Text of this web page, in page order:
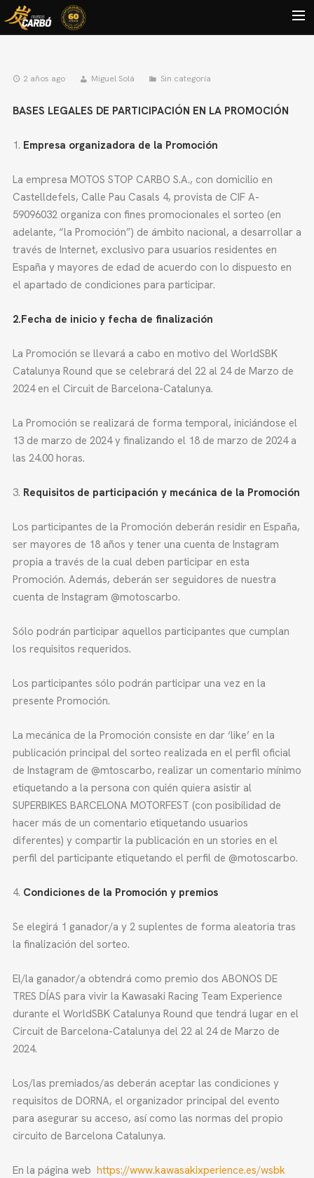
MOTOS USADAS
QUIÉNES SOMOS?
BLOG
Search
2 años ago Miguel Solá Sin categoría
BASES LEGALES DE PARTICIPACIÓN EN LA PROMOCIÓN
Empresa organizadora de la Promoción
La empresa MOTOS STOP CARBO S.A., con domicilio en
Castelldefels, Calle Pau Casals 4, provista de CIF A-
59096032 organiza con fines promocionales el sorteo (en
adelante, “la Promoción”) de ámbito nacional, a desarrollar a
través de Internet, exclusivo para usuarios residentes en
España y mayores de edad de acuerdo con lo dispuesto en
el apartado de condiciones para participar.
2.Fecha de inicio y fecha de finalización
La Promoción se llevará a cabo en motivo del WorldSBK
Catalunya Round que se celebrará del 22 al 24 de Marzo de
2024 en el Circuit de Barcelona-Catalunya.
La Promoción se realizará de forma temporal, iniciándose el
13 de marzo de 2024 y finalizando el 18 de marzo de 2024 a
las 24.00 horas.
Requisitos de participación y mecánica de la Promoción
Los participantes de la Promoción deberán residir en España,
ser mayores de 18 años y tener una cuenta de Instagram
propia a través de la cual deben participar en esta
Promoción. Además, deberán ser seguidores de nuestra
cuenta de Instagram @motoscarbo.
Sólo podrán participar aquellos participantes que cumplan
los requisitos requeridos.
Los participantes sólo podrán participar una vez en la
presente Promoción.
La mecánica de la Promoción consiste en dar ‘like’ en la
publicación principal del sorteo realizada en el perfil oficial
de Instagram de @mtoscarbo, realizar un comentario mínimo
etiquetando a la persona con quién quiera asistir al
SUPERBIKES BARCELONA MOTORFEST (con posibilidad de
hacer más de un comentario etiquetando usuarios
diferentes) y compartir la publicación en un stories en el
perfil del participante etiquetando el perfil de @motoscarbo.
Condiciones de la Promoción y premios
Se elegirá 1 ganador/a y 2 suplentes de forma aleatoria tras
la finalización del sorteo.
El/la ganador/a obtendrá como premio dos ABONOS DE
TRES DÍAS para vivir la Kawasaki Racing Team Experience
durante el WorldSBK Catalunya Round que tendrá lugar en el
Circuit de Barcelona-Catalunya del 22 al 24 de Marzo de
2024.
Los/las premiados/as deberán aceptar las condiciones y
requisitos de DORNA, el organizador principal del evento
para asegurar su acceso, así como las normas del propio
circuito de Barcelona Catalunya.
En la página web https://www.kawasakixperience.es/wsbk